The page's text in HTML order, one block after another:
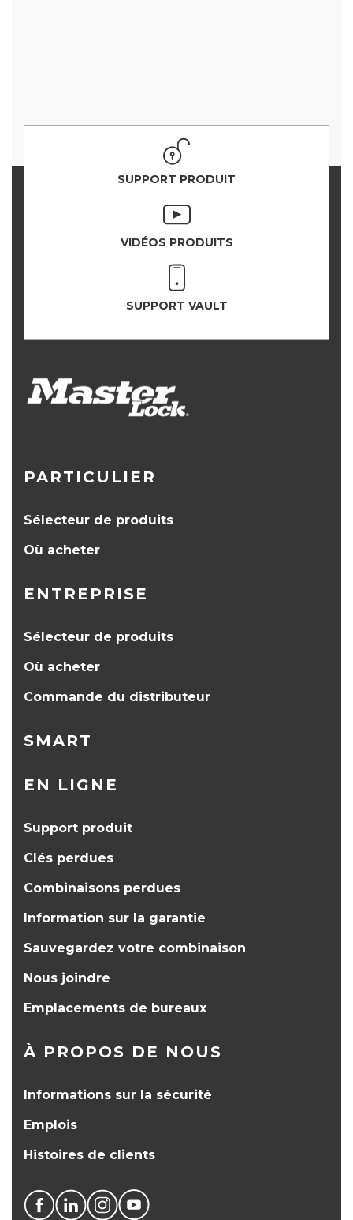
SUPPORT PRODUIT
VIDÉOS PRODUITS
SUPPORT VAULT
PARTICULIER
Sélecteur de produits
Où acheter
ENTREPRISE
Sélecteur de produits
Où acheter
Commande du distributeur
SMART
EN LIGNE
Support produit
Clés perdues
Combinaisons perdues
Information sur la garantie
Sauvegardez votre combinaison
Nous joindre
Emplacements de bureaux
À PROPOS DE NOUS
Informations sur la sécurité
Emplois
Histoires de clients